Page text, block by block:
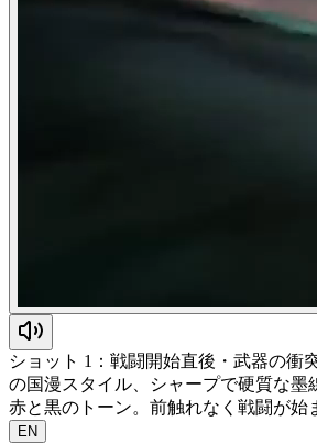
ショット 1：戦闘開始直後・武器の衝
の国漫スタイル、シャープで硬質な墨
赤と黒のトーン。前触れなく戦闘が
EN